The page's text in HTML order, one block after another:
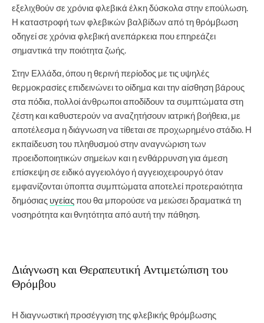
εξελιχθούν σε χρόνια φλεβικά έλκη δύσκολα στην επούλωση.
Η καταστροφή των φλεβικών βαλβίδων από τη θρόμβωση
οδηγεί σε χρόνια φλεβική ανεπάρκεια που επηρεάζει
σημαντικά την ποιότητα ζωής.
Στην Ελλάδα, όπου η θερινή περίοδος με τις υψηλές
θερμοκρασίες επιδεινώνει το οίδημα και την αίσθηση βάρους
στα πόδια, πολλοί άνθρωποι αποδίδουν τα συμπτώματα στη
ζέστη και καθυστερούν να αναζητήσουν ιατρική βοήθεια, με
αποτέλεσμα η διάγνωση να τίθεται σε προχωρημένο στάδιο. Η
εκπαίδευση του πληθυσμού στην αναγνώριση των
προειδοποιητικών σημείων και η ενθάρρυνση για άμεση
επίσκεψη σε ειδικό αγγειολόγο ή αγγειοχειρουργό όταν
εμφανίζονται ύποπτα συμπτώματα αποτελεί προτεραιότητα
δημόσιας υγείαςπου θα μπορούσε να μειώσει δραματικά τη
νοσηρότητα και θνητότητα από αυτή την πάθηση.
Διάγνωση και Θεραπευτική Αντιμετώπιση του
Θρόμβου
Η διαγνωστική προσέγγιση της φλεβικής θρόμβωσης